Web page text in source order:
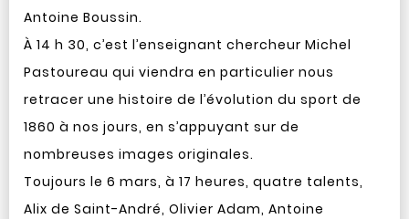
Antoine Boussin.
À 14 h 30, c’est l’enseignant chercheur Michel
Pastoureau qui viendra en particulier nous
retracer une histoire de l’évolution du sport de
1860 à nos jours, en s’appuyant sur de
nombreuses images originales.
Toujours le 6 mars, à 17 heures, quatre talents,
Alix de Saint-André, Olivier Adam, Antoine